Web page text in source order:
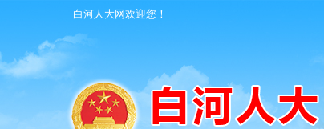
白河人大网欢迎您！